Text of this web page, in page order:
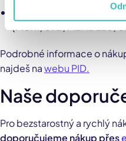
Nelze uplatnit ISIC z
Podrobné informace o
najdeš nawebu PID.
Naše
Pro bezstarostný a rychlý
doporučujeme nákup přes